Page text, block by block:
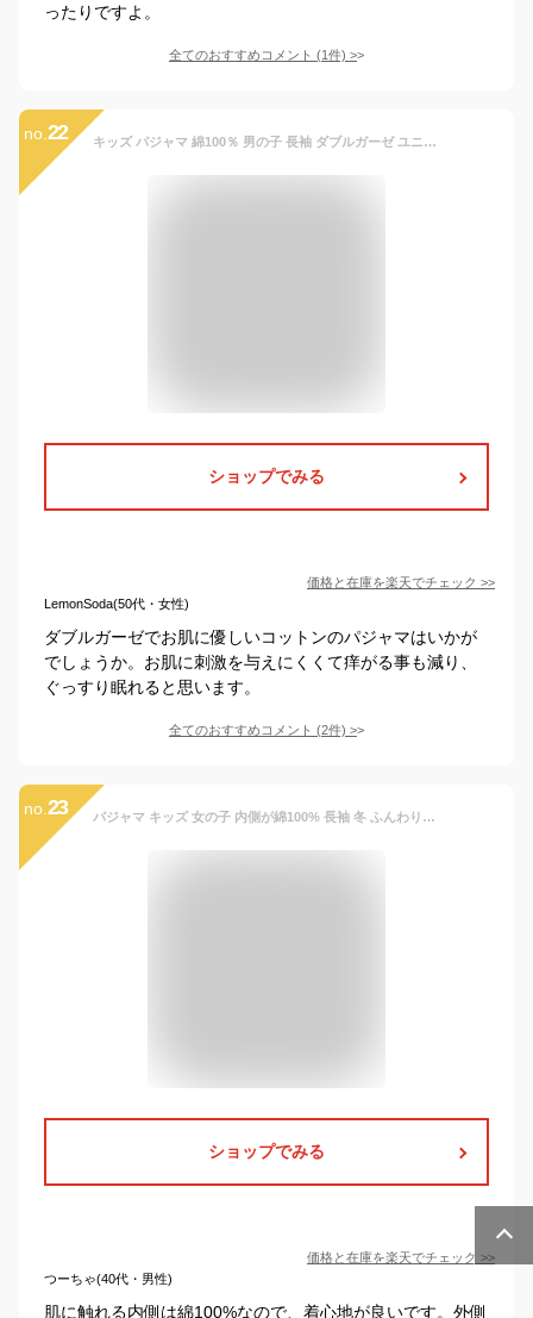
ったりですよ。
全てのおすすめコメント (1件) >
no. 22 キッズ パジャマ 綿100％ 男の子 長袖 ダブルガーゼ ユニセックス 女の子 ルームウェア cottacotta 100cm 110cm 120cm 130cm 140cm 前開き 春 夏 秋 子供 男子 薄手 ガーゼ スター ペンギン 恐竜 車 かわいい おしゃれ 100 ガーゼ コットン
ショップでみる
価格と在庫を楽天でチェック >>
LemonSoda(50代・女性)
ダブルガーゼでお肌に優しいコットンのパジャマはいかが
でしょうか。お肌に刺激を与えにくくて痒がる事も減り、
ぐっすり眠れると思います。
全てのおすすめコメント (2件) >
no. 23 パジャマ キッズ 女の子 内側が綿100% 長袖 冬 ふんわり柔らかなニットキルト ドット柄 前開き ボタン シャツ ネイビー ミント ブラウン 130 140 150 160 子供 ガールズ ジュニア おそろい
ショップでみる
価格と在庫を楽天でチェック >>
つーちゃ(40代・男性)
肌に触れる内側は綿100%なので、着心地が良いです。外側